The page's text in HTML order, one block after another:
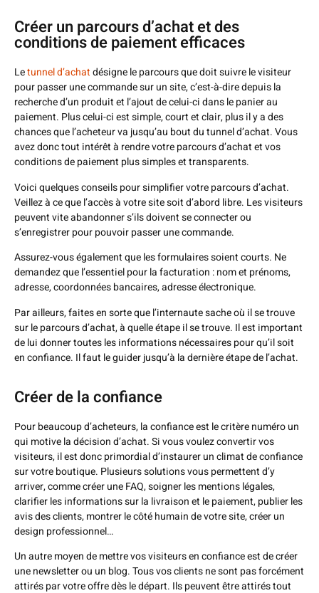
Créer un parcours d’achat et des
conditions de paiement efficaces
Letunnel d’achatdésigne le parcours que doit suivre le visiteur
pour passer une commande sur un site, c’est-à-dire depuis la
recherche d’un produit et l’ajout de celui-ci dans le panier au
paiement. Plus celui-ci est simple, court et clair, plus il y a des
chances que l’acheteur va jusqu’au bout du tunnel d’achat. Vous
avez donc tout intérêt à rendre votre parcours d’achat et vos
conditions de paiement plus simples et transparents.
Voici quelques conseils pour simplifier votre parcours d’achat.
Veillez à ce que l’accès à votre site soit d’abord libre. Les visiteurs
peuvent vite abandonner s’ils doivent se connecter ou
s’enregistrer pour pouvoir passer une commande.
Assurez-vous également que les formulaires soient courts. Ne
demandez que l’essentiel pour la facturation : nom et prénoms,
adresse, coordonnées bancaires, adresse électronique.
Par ailleurs, faites en sorte que l’internaute sache où il se trouve
sur le parcours d’achat, à quelle étape il se trouve. Il est important
de lui donner toutes les informations nécessaires pour qu’il soit
en confiance. Il faut le guider jusqu’à la dernière étape de l’achat.
Créer de la confiance
Pour beaucoup d’acheteurs, la confiance est le critère numéro un
qui motive la décision d’achat. Si vous voulez convertir vos
visiteurs, il est donc primordial d’instaurer un climat de confiance
sur votre boutique. Plusieurs solutions vous permettent d’y
arriver, comme créer une FAQ, soigner les mentions légales,
clarifier les informations sur la livraison et le paiement, publier les
avis des clients, montrer le côté humain de votre site, créer un
design professionnel…
Un autre moyen de mettre vos visiteurs en confiance est de créer
une newsletter ou un blog. Tous vos clients ne sont pas forcément
attirés par votre offre dès le départ. Ils peuvent être attirés tout